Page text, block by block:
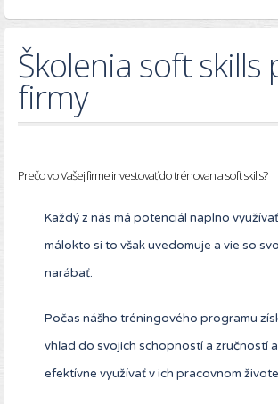
Školenia soft skills
firmy
Prečo vo Vašej firme investovať do trénovania soft skills?
Každý z nás má potenciál naplno
málokto si to však uvedomuje a vie so
narábať.
Počas nášho tréningového programu
vhľad do svojich schopností a zručností
efektívne využívať v ich pracovnom